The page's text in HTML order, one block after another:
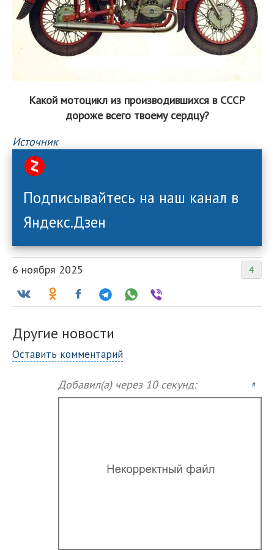
Какой мотоцикл из производившихся в СССР
дороже всего твоему сердцу?
Источник
Подписывайтесь на наш канал в
Яндекс.Дзен
4
6 ноября 2025
Другие новости
Оставить комментарий
Добавил(а) через 10 секунд: #